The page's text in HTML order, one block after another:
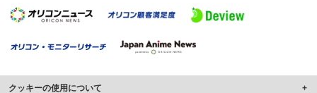
クッキーの使用について